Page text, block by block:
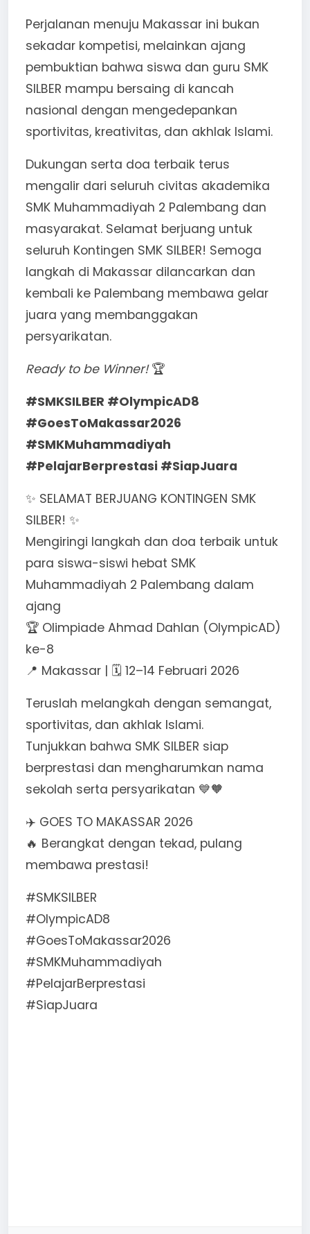
Perjalanan menuju Makassar ini bukan
sekadar kompetisi, melainkan ajang
pembuktian bahwa siswa dan guru SMK
SILBER mampu bersaing di kancah
nasional dengan mengedepankan
sportivitas, kreativitas, dan akhlak Islami.
Dukungan serta doa terbaik terus
mengalir dari seluruh civitas akademika
SMK Muhammadiyah 2 Palembang dan
masyarakat. Selamat berjuang untuk
seluruh Kontingen SMK SILBER! Semoga
langkah di Makassar dilancarkan dan
kembali ke Palembang membawa gelar
juara yang membanggakan
persyarikatan.
Ready to be Winner!🏆
#SMKSILBER #OlympicAD8
#GoesToMakassar2026
#SMKMuhammadiyah
#PelajarBerprestasi #SiapJuara
✨ SELAMAT BERJUANG KONTINGEN SMK
SILBER! ✨
Mengiringi langkah dan doa terbaik untuk
para siswa-siswi hebat SMK
Muhammadiyah 2 Palembang dalam
ajang
🏆 Olimpiade Ahmad Dahlan (OlympicAD)
ke-8
📍 Makassar | 🗓 12–14 Februari 2026
Teruslah melangkah dengan semangat,
sportivitas, dan akhlak Islami.
Tunjukkan bahwa SMK SILBER siap
berprestasi dan mengharumkan nama
sekolah serta persyarikatan 💙🧡
✈️ GOES TO MAKASSAR 2026
🔥 Berangkat dengan tekad, pulang
membawa prestasi!
#SMKSILBER
#OlympicAD8
#GoesToMakassar2026
#SMKMuhammadiyah
#PelajarBerprestasi
#SiapJuara